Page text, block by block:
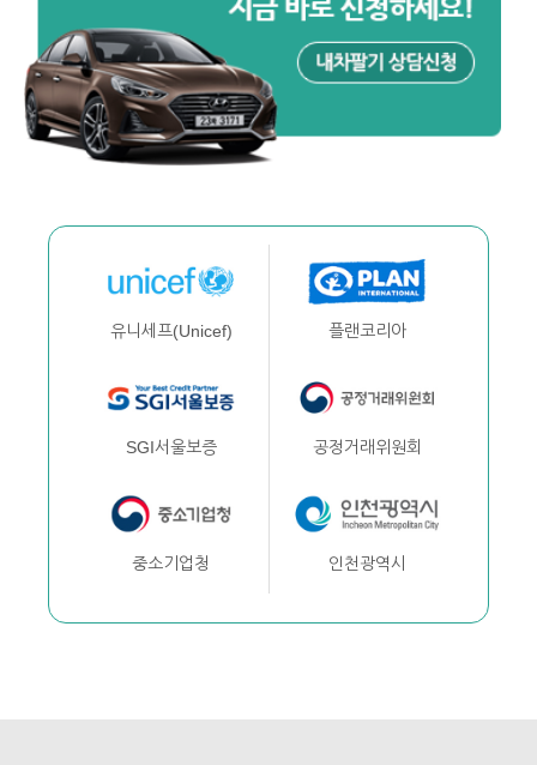
유니세프(Unicef) 플랜코리아
SGI서울보증 공정거래위원회
중소기업청 인천광역시